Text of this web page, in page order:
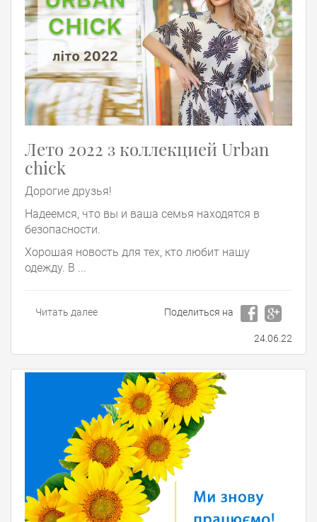
Лето 2022 з коллекцией Urban
chick
Дорогие друзья!
Надеемся, что вы и ваша семья находятся в
безопасности.
Хорошая новость для тех, кто любит нашу
одежду. В ...
Читать далее Поделиться на
24.06.22